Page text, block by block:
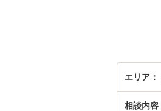
エリア
相談内容